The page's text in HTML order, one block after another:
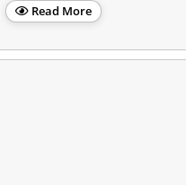
Read More